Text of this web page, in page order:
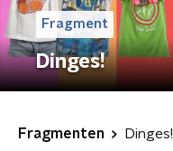
Fragment
Dinges!
Fragmenten Dinges!